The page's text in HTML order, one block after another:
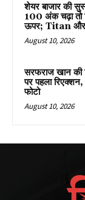
शेयर बाजार की
100 अंक चढ़ा
ऊपर; Titan
August 10, 2026
सरफराज खान की
पर पहला
फोटो
August 10, 2026